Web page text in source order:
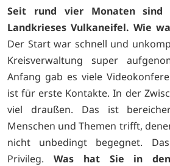
Seit rund vier Monaten sind
Landkrieses Vulkaneifel. Wie
Der Start war schnell und
Kreisverwaltung super
Anfang gab es viele
ist für erste Kontakte. In der
viel draußen. Das ist
Menschen und Themen trifft,
nicht unbedingt begegnet.
Privileg. Was hat Sie in